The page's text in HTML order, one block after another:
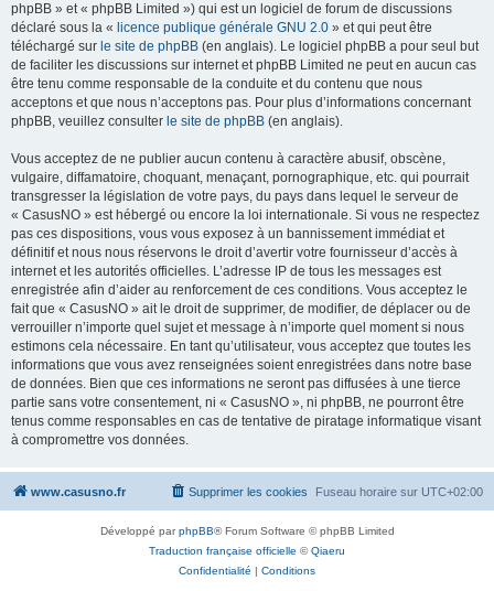
phpBB » et « phpBB Limited ») qui est un logiciel de forum de discussions
déclaré sous la « licence publique générale GNU 2.0 » et qui peut être
téléchargé sur le site de phpBB (en anglais). Le logiciel phpBB a pour seul but
de faciliter les discussions sur internet et phpBB Limited ne peut en aucun cas
être tenu comme responsable de la conduite et du contenu que nous
acceptons et que nous n’acceptons pas. Pour plus d’informations concernant
phpBB, veuillez consulter le site de phpBB (en anglais).
Vous acceptez de ne publier aucun contenu à caractère abusif, obscène,
vulgaire, diffamatoire, choquant, menaçant, pornographique, etc. qui pourrait
transgresser la législation de votre pays, du pays dans lequel le serveur de
« CasusNO » est hébergé ou encore la loi internationale. Si vous ne respectez
pas ces dispositions, vous vous exposez à un bannissement immédiat et
définitif et nous nous réservons le droit d’avertir votre fournisseur d’accès à
internet et les autorités officielles. L’adresse IP de tous les messages est
enregistrée afin d’aider au renforcement de ces conditions. Vous acceptez le
fait que « CasusNO » ait le droit de supprimer, de modifier, de déplacer ou de
verrouiller n’importe quel sujet et message à n’importe quel moment si nous
estimons cela nécessaire. En tant qu’utilisateur, vous acceptez que toutes les
informations que vous avez renseignées soient enregistrées dans notre base
de données. Bien que ces informations ne seront pas diffusées à une tierce
partie sans votre consentement, ni « CasusNO », ni phpBB, ne pourront être
tenus comme responsables en cas de tentative de piratage informatique visant
à compromettre vos données.
www.casusno.fr Fuseau horaire sur UTC+02:00
Supprimer les cookies
Développé parphpBB® Forum Software © phpBB Limited
Traduction française officielle ©Qiaeru
Confidentialité | Conditions